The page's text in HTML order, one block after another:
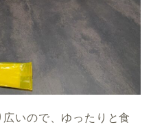
いので、ゆったりと食